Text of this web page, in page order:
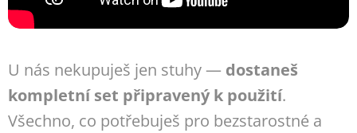
U nás nekupuješ jen stuhy — dostaneš
kompletní set připravený k použití.
Všechno, co potřebuješ pro bezstarostné a